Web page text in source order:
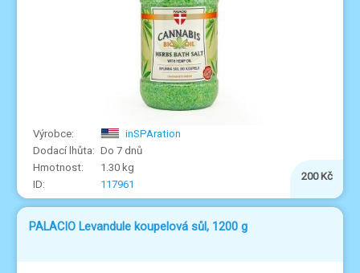
inSPAration
Do 7 dnů
1.30 kg
117961
200 Kč
PALACIO Levandule koupelová sůl, 1200 g